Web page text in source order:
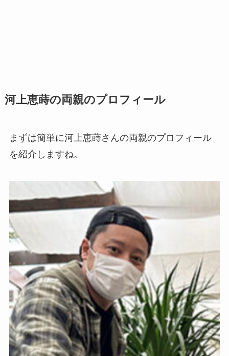
河上恵蒔の両親のプロフィール
まずは簡単に河上恵蒔さんの両親のプロフィール
を紹介しますね。